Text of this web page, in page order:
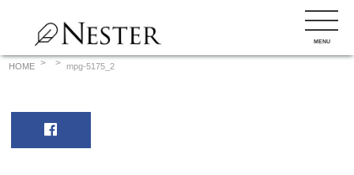
ン
MENU
HOME mpg-5175_2